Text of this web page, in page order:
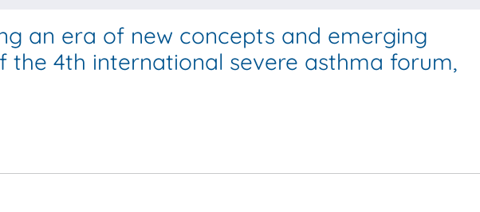
an era of new concepts and emerging
the 4th international severe asthma forum,